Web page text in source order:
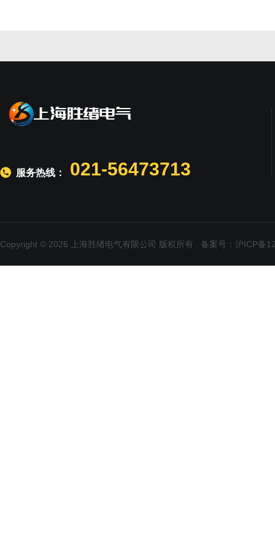
服务热线： 021-56473713
Copyright © 2026 上海胜绪电气有限公司 版权所有 备案号：沪ICP备